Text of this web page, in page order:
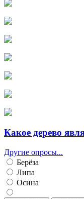
Какое дерево
Другие опросы...
Берёза
Липа
Осина